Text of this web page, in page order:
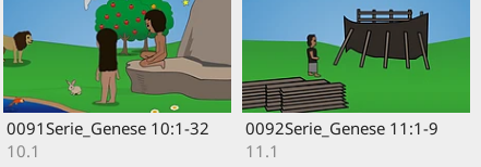
0091Serie_Genese 10:1-32
10.1
0092Serie_Genese 11:1-9
11.1